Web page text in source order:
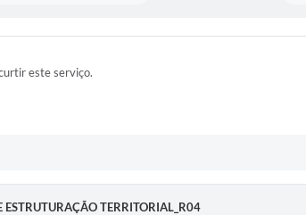
este serviço.
TERRITORIAL_R04